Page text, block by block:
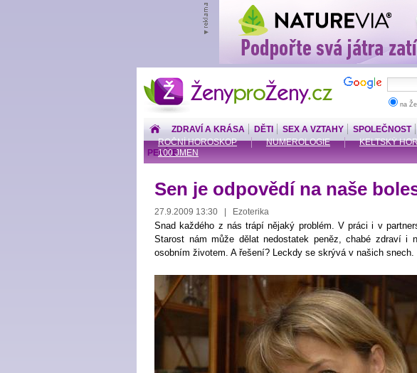
ŽenyproŽeny.cz
na
ZDRAVÍ A KRÁSA DĚTI SEX A VZTAHY SPOLEČNOST
ROČNÍ HOROSKOP
NUMEROLOGIE KELTSKÝ
100 JMEN
PENÍZE
Sen je odpovědí na naše
27.9.2009 13:30 | Ezoterika
Snad každého z nás trápí nějaký problém. V práci i v
Starost nám může dělat nedostatek peněz, chabé zdraví i
osobním životem. A řešení? Leckdy se skrývá v našich snech.